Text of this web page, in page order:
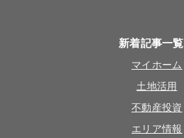
新着記事一覧
マイホーム
土地活用
不動産投資
エリア情報